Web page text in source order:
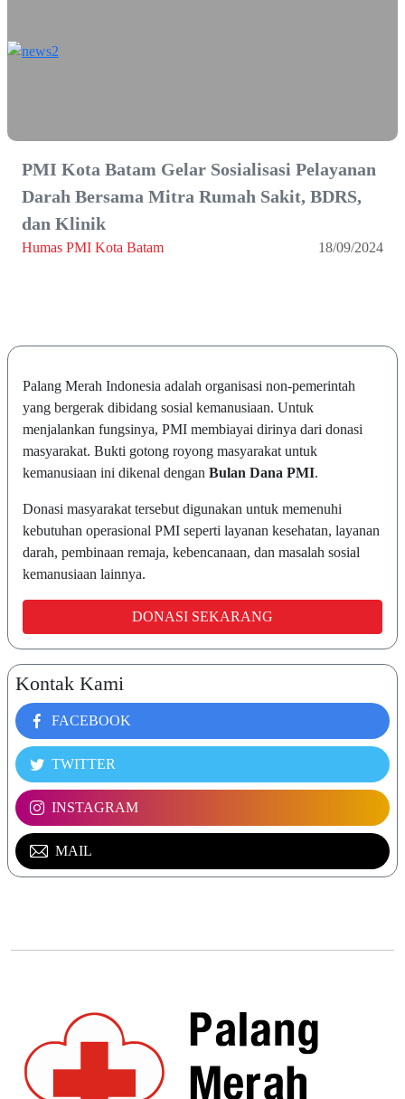
PMI Kota Batam Gelar Sosialisasi Pelayanan
Darah Bersama Mitra Rumah Sakit, BDRS,
dan Klinik
Humas PMI Kota Batam 18/09/2024
Palang Merah Indonesia adalah organisasi non-pemerintah
yang bergerak dibidang sosial kemanusiaan. Untuk
menjalankan fungsinya, PMI membiayai dirinya dari donasi
masyarakat. Bukti gotong royong masyarakat untuk
kemanusiaan ini dikenal dengan Bulan Dana PMI.
Donasi masyarakat tersebut digunakan untuk memenuhi
kebutuhan operasional PMI seperti layanan kesehatan, layanan
darah, pembinaan remaja, kebencanaan, dan masalah sosial
kemanusiaan lainnya.
DONASI SEKARANG
Kontak Kami
FACEBOOK
TWITTER
INSTAGRAM
MAIL